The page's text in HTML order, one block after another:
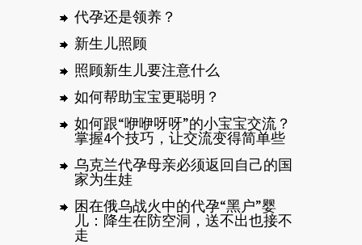
代孕还是领养？
新生儿照顾
照顾新生儿要注意什么
如何帮助宝宝更聪明？
如何跟“咿咿呀呀”的小宝宝交流？
掌握4个技巧，让交流变得简单些
乌克兰代孕母亲必须返回自己的国
家为生娃
困在俄乌战火中的代孕“黑户”婴
儿：降生在防空洞，送不出也接不
走